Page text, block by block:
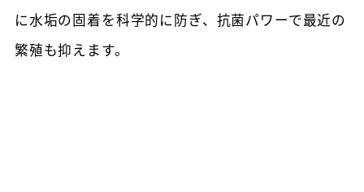
に水垢の固着を科学的に防ぎ、抗菌パワーで最近の
繁殖も抑えます。